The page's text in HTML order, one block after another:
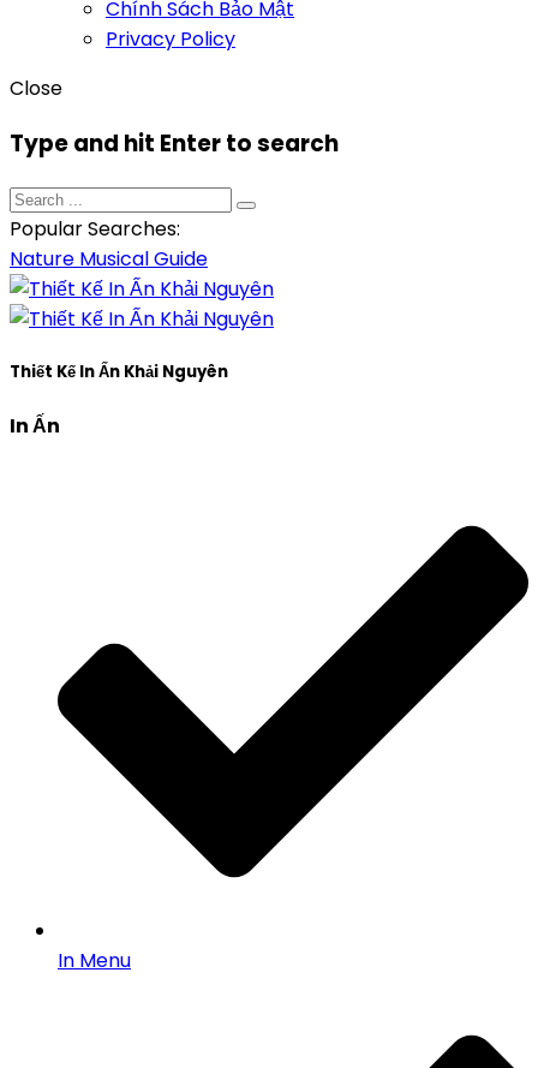
Chính Sách Bảo Mật
Privacy Policy
Close
Type and hit Enter to search
Popular Searches:
Nature MusicalGuide
Thiết Kế In Ấn Khải Nguyên
In Ấn
In Menu